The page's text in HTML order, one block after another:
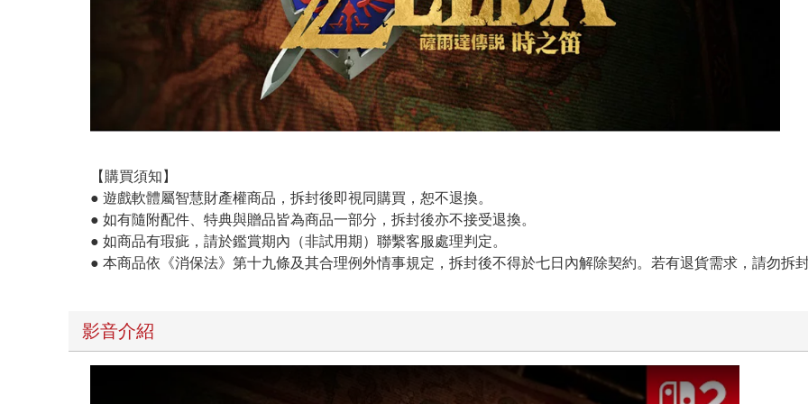
【購買須知】
● 遊戲軟體屬智慧財產權商品，拆封後即視同購買，恕不退換。
● 如有隨附配件、特典與贈品皆為商品一部分，拆封後亦不接受退換。
● 如商品有瑕疵，請於鑑賞期內（非試用期）聯繫客服處理判定。
● 本商品依《消保法》第十九條及其合理例外情事規定，拆封後不得於七日內解除契約。若有退貨需求，請勿拆
影音介紹